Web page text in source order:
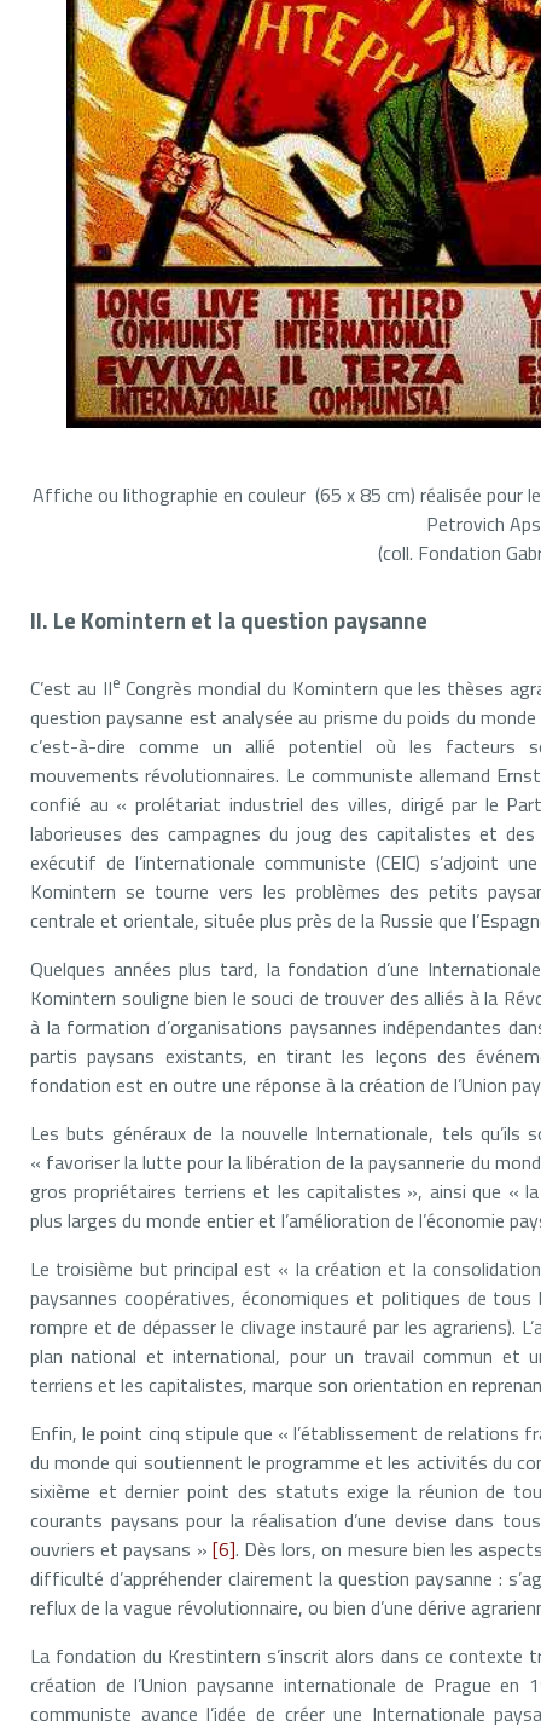
Affiche ou lithographie en couleur (65 x 85 cm) réalisée pour
Petrovich
(coll. Fondation
II. Le Komintern et la question paysanne
C’est au IIe Congrès mondial du Komintern que les thèses
question paysanne est analysée au prisme du poids du
c’est-à-dire comme un allié potentiel où les facteurs
mouvements révolutionnaires. Le communiste allemand
confié au « prolétariat industriel des villes, dirigé par le
laborieuses des campagnes du joug des capitalistes et
exécutif de l’internationale communiste (CEIC) s’adjoint
Komintern se tourne vers les problèmes des petits
centrale et orientale, située plus près de la Russie que
Quelques années plus tard, la fondation d’une
Komintern souligne bien le souci de trouver des alliés à la
à la formation d’organisations paysannes indépendantes
partis paysans existants, en tirant les leçons des
fondation est en outre une réponse à la création de l’Union
Les buts généraux de la nouvelle Internationale, tels
« favoriser la lutte pour la libération de la paysannerie du
gros propriétaires terriens et les capitalistes », ainsi que «
plus larges du monde entier et l’amélioration de l’économie
Le troisième but principal est « la création et la
paysannes coopératives, économiques et politiques de
rompre et de dépasser le clivage instauré par les agrariens).
plan national et international, pour un travail commun et
terriens et les capitalistes, marque son orientation en
Enfin, le point cinq stipule que « l’établissement de
du monde qui soutiennent le programme et les activités du
sixième et dernier point des statuts exige la réunion de
courants paysans pour la réalisation d’une devise dans
ouvriers et paysans » [6]. Dès lors, on mesure bien les
difficulté d’appréhender clairement la question paysanne :
reflux de la vague révolutionnaire, ou bien d’une dérive
La fondation du Krestintern s’inscrit alors dans ce contexte
création de l’Union paysanne internationale de Prague
communiste avance l’idée de créer une Internationale